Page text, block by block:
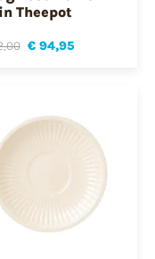
Theepot
€ 94,95